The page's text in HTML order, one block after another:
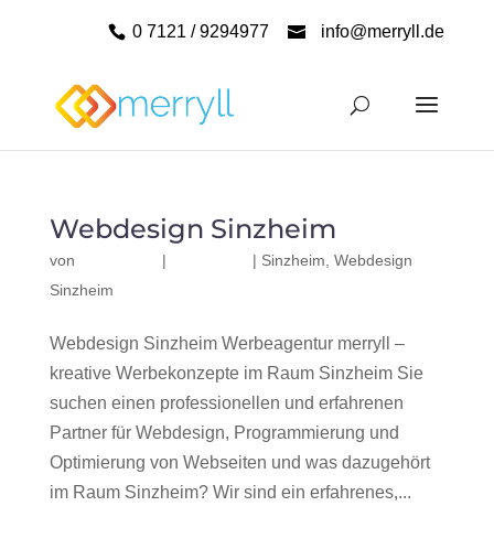
0 7121 / 9294977 info@merryll.de
Webdesign Sinzheim
von | | Sinzheim Webdesign
Sinzheim
Webdesign Sinzheim Werbeagentur merryll –
kreative Werbekonzepte im Raum Sinzheim Sie
suchen einen professionellen und erfahrenen
Partner für Webdesign, Programmierung und
Optimierung von Webseiten und was dazugehört
im Raum Sinzheim? Wir sind ein erfahrenes,...